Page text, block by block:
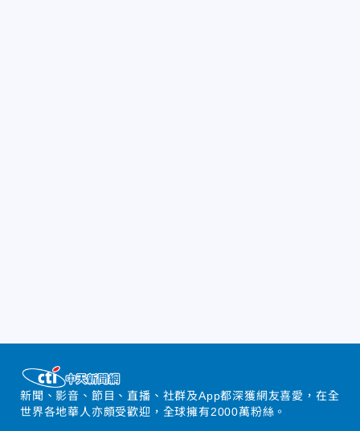
新聞、影音、節目、直播、社群及App都深獲網友喜愛，在全
世界各地華人亦頗受歡迎，全球擁有2000萬粉絲。